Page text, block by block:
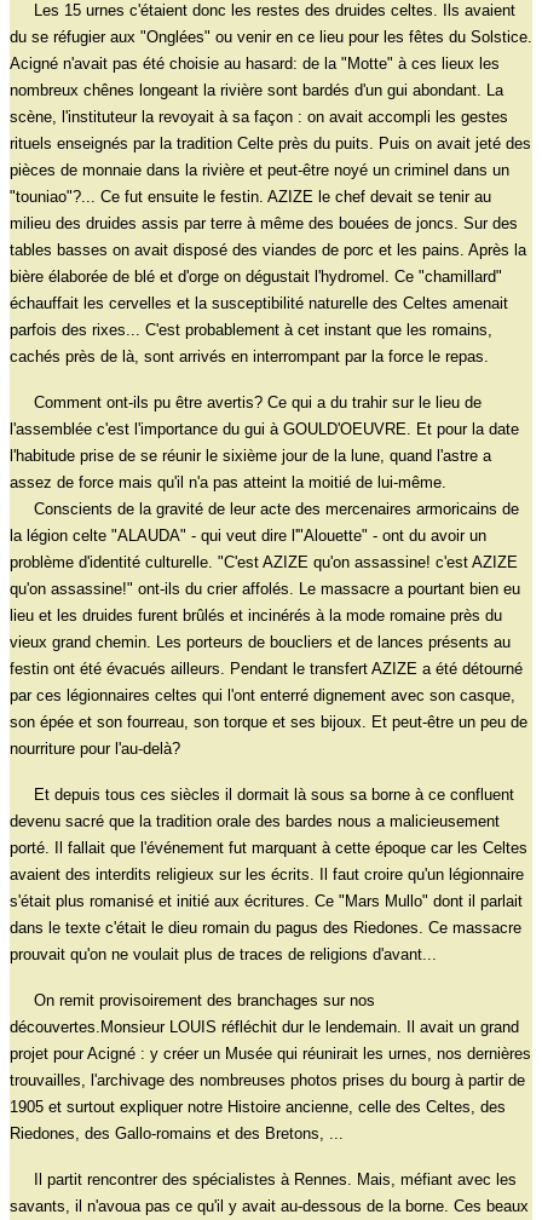
Les 15 urnes c'étaient donc les restes des druides celtes. Ils avaient
du se réfugier aux "Onglées" ou venir en ce lieu pour les fêtes du Solstice.
Acigné n'avait pas été choisie au hasard: de la "Motte" à ces lieux les
nombreux chênes longeant la rivière sont bardés d'un gui abondant. La
scène, l'instituteur la revoyait à sa façon : on avait accompli les gestes
rituels enseignés par la tradition Celte près du puits. Puis on avait jeté des
pièces de monnaie dans la rivière et peut-être noyé un criminel dans un
"touniao"?... Ce fut ensuite le festin. AZIZE le chef devait se tenir au
milieu des druides assis par terre à même des bouées de joncs. Sur des
tables basses on avait disposé des viandes de porc et les pains. Après la
bière élaborée de blé et d'orge on dégustait l'hydromel. Ce "chamillard"
échauffait les cervelles et la susceptibilité naturelle des Celtes amenait
parfois des rixes... C'est probablement à cet instant que les romains,
cachés près de là, sont arrivés en interrompant par la force le repas.
Comment ont-ils pu être avertis? Ce qui a du trahir sur le lieu de
l'assemblée c'est l'importance du gui à GOULD'OEUVRE. Et pour la date
l'habitude prise de se réunir le sixième jour de la lune, quand l'astre a
assez de force mais qu'il n'a pas atteint la moitié de lui-même.
Conscients de la gravité de leur acte des mercenaires armoricains de
la légion celte "ALAUDA" - qui veut dire l'"Alouette" - ont du avoir un
problème d'identité culturelle. "C'est AZIZE qu'on assassine! c'est AZIZE
qu'on assassine!" ont-ils du crier affolés. Le massacre a pourtant bien eu
lieu et les druides furent brûlés et incinérés à la mode romaine près du
vieux grand chemin. Les porteurs de boucliers et de lances présents au
festin ont été évacués ailleurs. Pendant le transfert AZIZE a été détourné
par ces légionnaires celtes qui l'ont enterré dignement avec son casque,
son épée et son fourreau, son torque et ses bijoux. Et peut-être un peu de
nourriture pour l'au-delà?
Et depuis tous ces siècles il dormait là sous sa borne à ce confluent
devenu sacré que la tradition orale des bardes nous a malicieusement
porté. Il fallait que l'événement fut marquant à cette époque car les Celtes
avaient des interdits religieux sur les écrits. Il faut croire qu'un légionnaire
s'était plus romanisé et initié aux écritures. Ce "Mars Mullo" dont il parlait
dans le texte c'était le dieu romain du pagus des Riedones. Ce massacre
prouvait qu'on ne voulait plus de traces de religions d'avant...
On remit provisoirement des branchages sur nos
découvertes.Monsieur LOUIS réfléchit dur le lendemain. Il avait un grand
projet pour Acigné : y créer un Musée qui réunirait les urnes, nos dernières
trouvailles, l'archivage des nombreuses photos prises du bourg à partir de
1905 et surtout expliquer notre Histoire ancienne, celle des Celtes, des
Riedones, des Gallo-romains et des Bretons, ...
Il partit rencontrer des spécialistes à Rennes. Mais, méfiant avec les
savants, il n'avoua pas ce qu'il y avait au-dessous de la borne. Ces beaux